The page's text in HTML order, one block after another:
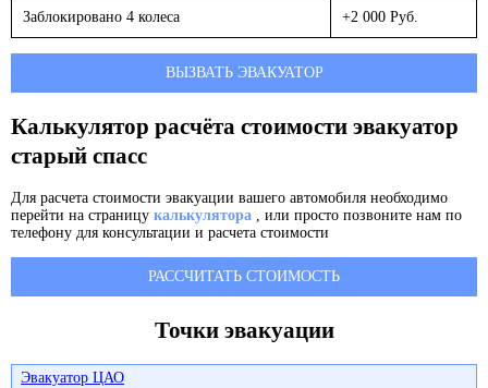
Заблокировано 4 колеса +2 000 Руб.
ВЫЗВАТЬ ЭВАКУАТОР
Калькулятор расчёта стоимости эвакуатор
старый спасс
Для расчета стоимости эвакуации вашего автомобиля необходимо
перейти на страницу калькулятора , или просто позвоните нам по
телефону для консультации и расчета стоимости
РАССЧИТАТЬ СТОИМОСТЬ
Точки эвакуации
Эвакуатор ЦАО